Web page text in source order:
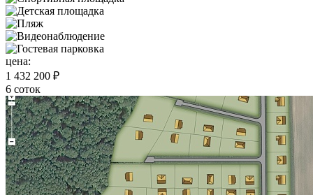
цена:
1 432 200 ₽
6 соток